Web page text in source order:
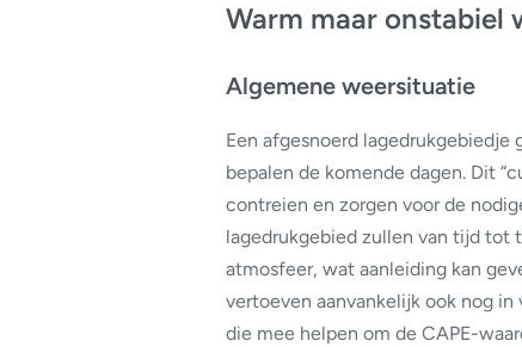
Warm maar onstabiel
Algemene weersituatie
Een afgesnoerd
bepalen de komende dagen. Dit
contreien en zorgen voor de
lagedrukgebied zullen van tijd tot
atmosfeer, wat aanleiding kan
vertoeven aanvankelijk ook nog in
die mee helpen om de CAPE-